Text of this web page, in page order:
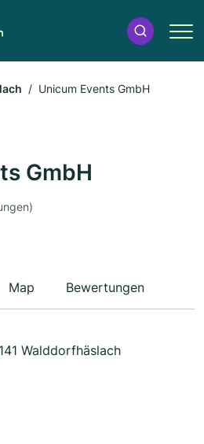
Unicum Events GmbH
GmbH
Map Bewertungen
Walddorfhäslach